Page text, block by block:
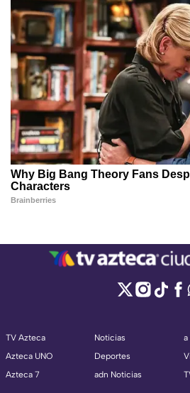
TV Azteca
Azteca UNO
Azteca 7
Noticias
Deportes
adn Noticias
a